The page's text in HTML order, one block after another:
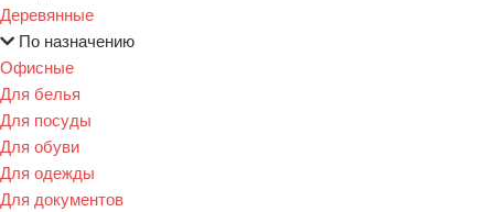
Деревянные
По назначению
Офисные
Для белья
Для посуды
Для обуви
Для одежды
Для документов